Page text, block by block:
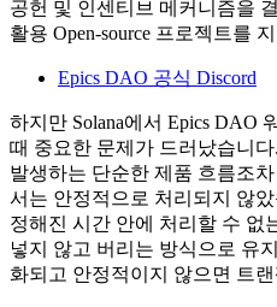
공헌 및 인센티브 메커니즘을
활용 Open-source 프로젝트를
Epics DAO 공식 Discord
하지만 Solana에서 Epics DAO
때 중요한 문제가 드러났습니
발생하는 단순한 제품 흐름조차
서는 안정적으로 처리되지 않
정해진 시간 안에 처리할 수 없
넣지 않고 버리는 방식으로 유
화되고 안정적이지 않으면 트